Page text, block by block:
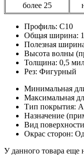
более 25
Профиль: С10
Общая ширина:
Полезная
Высота волны
Толщина: 0,5
Рез: Фигурный
Минимальная
Максимальная
Тип покрытия:
Назначение
Вид
Окрас сторон:
У данного товара еще